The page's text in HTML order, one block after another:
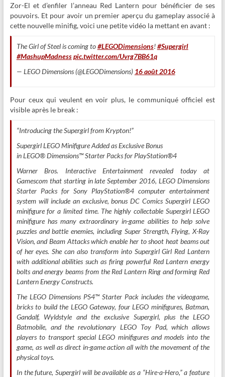
Zor-El et d’enfiler l’anneau Red Lantern pour bénéficier de ses
pouvoirs. Et pour avoir un premier aperçu du gameplay associé à
cette nouvelle minifig, voici une petite vidéo la mettant en avant :
The Girl of Steel is coming to#LEGODimensions!#Supergirl
#MashupMadnesspic.twitter.com/Uvrg7BB61q
— LEGO Dimensions (@LEGODimensions) 16 août 2016
Pour ceux qui veulent en voir plus, le communiqué officiel est
visible après le break :
“Introducing the Supergirl from Krypton!”
Supergirl LEGO Minifigure Added as Exclusive Bonus
in LEGO® Dimensions™ Starter Packs for PlayStation®4
Warner Bros. Interactive Entertainment revealed today at
Gamescom that starting in late September 2016, LEGO Dimensions
Starter Packs for Sony PlayStation®4 computer entertainment
system will include an exclusive, bonus DC Comics Supergirl LEGO
minifigure for a limited time. The highly collectable Supergirl LEGO
minifigure has many extraordinary in-game abilities to help solve
puzzles and battle enemies, including Super Strength, Flying, X-Ray
Vision, and Beam Attacks which enable her to shoot heat beams out
of her eyes. She can also transform into Supergirl Girl Red Lantern
with additional abilities such as firing powerful Red Lantern energy
bolts and energy beams from the Red Lantern Ring and forming Red
Lantern Energy Constructs.
The LEGO Dimensions PS4™ Starter Pack includes the videogame,
bricks to build the LEGO Gateway, four LEGO minifigures, Batman,
Gandalf, Wyldstyle and the exclusive Supergirl, plus the LEGO
Batmobile, and the revolutionary LEGO Toy Pad, which allows
players to transport special LEGO minifigures and models into the
game, as well as direct in-game action all with the movement of the
physical toys.
In the future, Supergirl will be available as a “Hire-a-Hero,” a feature